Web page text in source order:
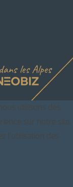
utilisons des
sur notre site.
l'utilisation des